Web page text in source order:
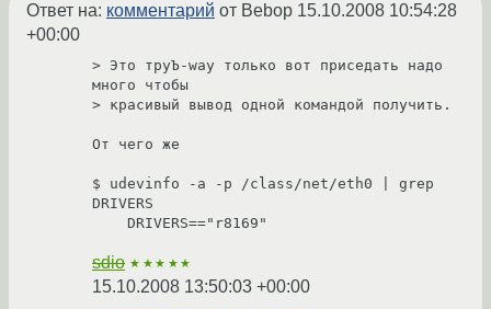
Ответ на: комментарий от Bebop 15.10.2008 10:54:28
+00:00
> Это труЪ-way только вот приседать надо
много чтобы
> красивый вывод одной командой получить.
От чего же
$ udevinfo -a -p /class/net/eth0 | grep
DRIVERS
sdio ★★★★★
15.10.2008 13:50:03 +00:00